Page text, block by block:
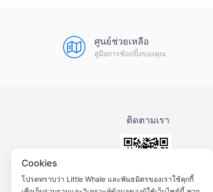
ศูนย์ช่วยเหลือ
คู่มือการช้อปปิ้งของคุณ
ติดตามเรา
Cookies
โปรดทราบว่า Little Whale และพันธมิตรของเราใช้คุกกี้